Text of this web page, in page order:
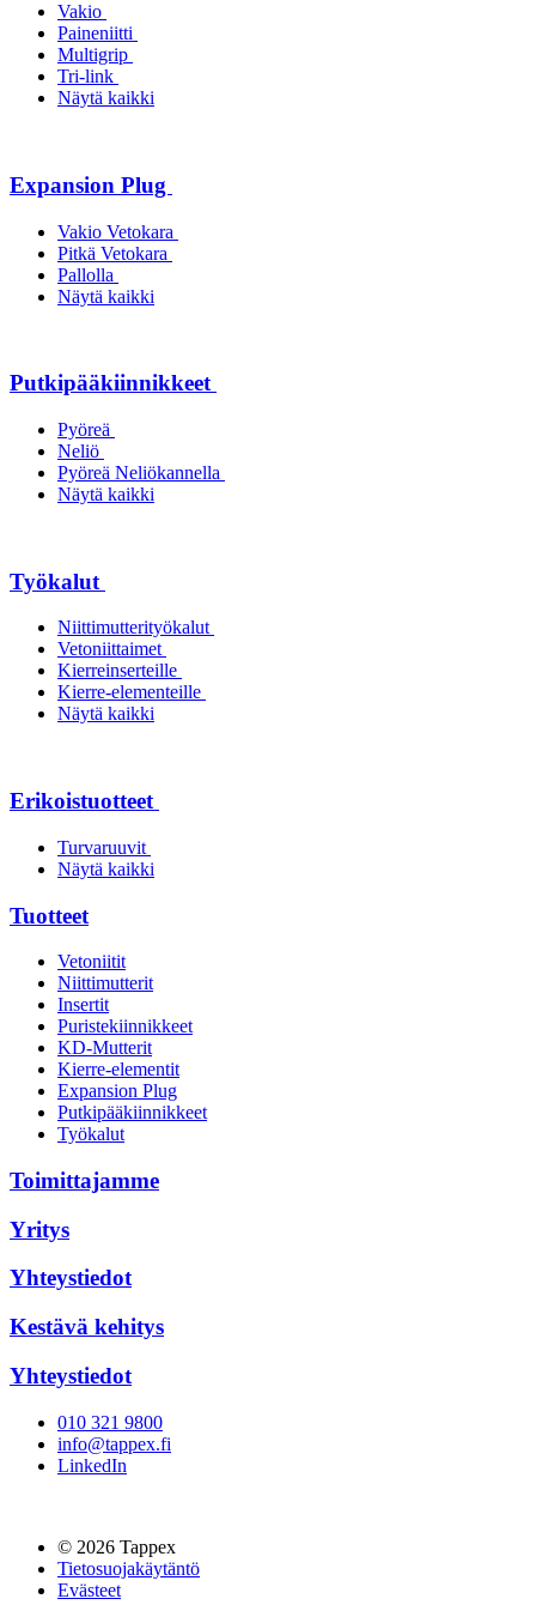
Vakio
Paineniitti
Multigrip
Tri-link
Näytä kaikki
Expansion Plug
Vakio Vetokara
Pitkä Vetokara
Pallolla
Näytä kaikki
Putkipääkiinnikkeet
Pyöreä
Neliö
Pyöreä Neliökannella
Näytä kaikki
Työkalut
Niittimutterityökalut
Vetoniittaimet
Kierreinserteille
Kierre-elementeille
Näytä kaikki
Erikoistuotteet
Turvaruuvit
Näytä kaikki
Tuotteet
Vetoniitit
Niittimutterit
Insertit
Puristekiinnikkeet
KD-Mutterit
Kierre-elementit
Expansion Plug
Putkipääkiinnikkeet
Työkalut
Toimittajamme
Yritys
Yhteystiedot
Kestävä kehitys
Yhteystiedot
010 321 9800
info@tappex.fi
LinkedIn
© 2026 Tappex
Tietosuojakäytäntö
Evästeet